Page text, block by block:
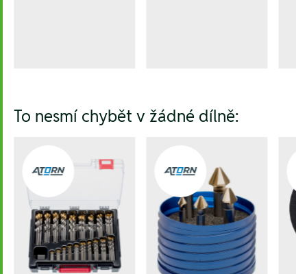
To nesmí chybět v žádné dílně: